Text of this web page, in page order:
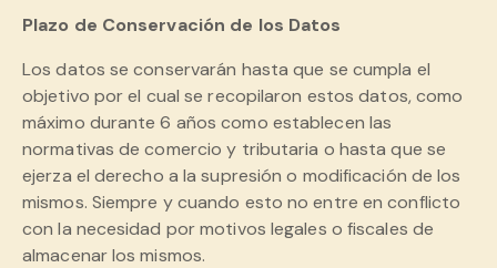
Plazo de Conservación de los Datos
Los datos se conservarán hasta que se cumpla el
objetivo por el cual se recopilaron estos datos, como
máximo durante 6 años como establecen las
normativas de comercio y tributaria o hasta que se
ejerza el derecho a la supresión o modificación de los
mismos. Siempre y cuando esto no entre en conflicto
con la necesidad por motivos legales o fiscales de
almacenar los mismos.